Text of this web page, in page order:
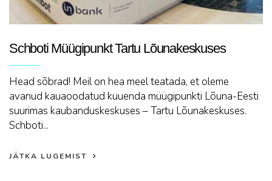
Schboti Müügipunkt Tartu Lõunakeskuses
Head sõbrad! Meil on hea meel teatada, et oleme
avanud kauaoodatud kuuenda müügipunkti Lõuna-Eesti
suurimas kaubanduskeskuses – Tartu Lõunakeskuses.
Schboti...
JÄTKA LUGEMIST